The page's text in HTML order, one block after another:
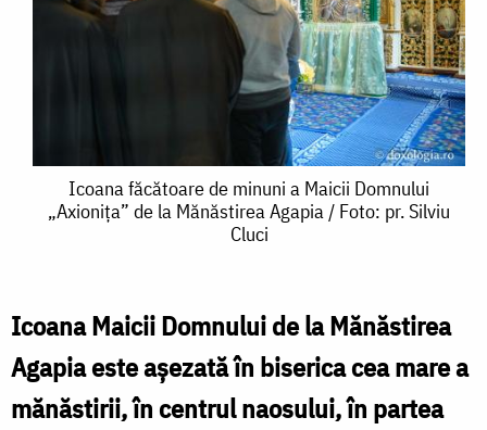
Icoana
făcătoare
a
Maicii
Domnului
Icoana făcătoare de minuni a Maicii Domnului
„Axionița” de la Mănăstirea Agapia / Foto: pr. Silviu
Cluci
Icoana Maicii Domnului de la Mănăstirea
Agapia este aşezată în biserica cea mare a
mănăstirii, în centrul naosului, în partea